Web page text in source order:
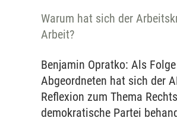
Warum hat sich der
Arbeit?
Benjamin Opratko: Als
Abgeordneten hat sich der
Reflexion zum Thema
demokratische Partei